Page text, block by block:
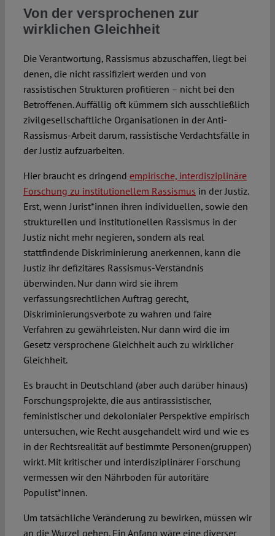
Von der versprochenen zur
wirklichen Gleichheit
Die Verantwortung, Rassismus abzuschaffen, liegt bei
denen, die nicht rassifiziert werden und von
rassistischen Strukturen profitieren – nicht bei den
Betroffenen. Auffällig oft kümmern sich ausschließlich
zivilgesellschaftliche Organisationen in der Anti-
Rassismus-Arbeit darum, rassistische Verdachtsfälle in
der Justiz aufzuarbeiten.
Hier braucht es dringend empirische, interdisziplinäre
Forschung zu institutionellem Rassismus in der Justiz.
Erst, wenn Jurist*innen ihren individuellen, sowie den
strukturellen und institutionellen Rassismus in der
Justiz nicht mehr negieren, sondern als real
stattfindende Diskriminierung anerkennen, kann die
Justiz ihr defizitäres Rassismus-Verständnis
überwinden. Nur dann wird sie ihrem
verfassungsrechtlichen Auftrag gerecht,
Diskriminierungsverbote zu wahren und faire
Verfahren zu gewährleisten. Nur dann wird die im
Gesetz versprochene Gleichheit auch zu wirklicher
Gleichheit.
Es braucht in Deutschland (aber auch darüber hinaus)
Forschungsprojekte, die aus antirassistischer,
feministischer und dekolonialer Perspektive empirisch
untersuchen, wie Recht ausgehandelt wird und wie es
in der Rechtsrealität auf bestimmte Personen(gruppen)
wirkt. Mit kritischer und interdisziplinärer Forschung
vermessen wir den Nährboden für autoritäre
Populist*innen.
Um tatsächliche Veränderung zu bewirken, müssen wir
an die Wurzel gehen. Ein Anfang wäre eine diverser